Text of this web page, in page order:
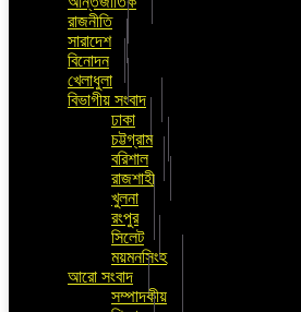
রাজনীতি
সারাদেশ
বিনোদন
খেলাধুলা
বিভাগীয় সংবাদ
ঢাকা
চট্টগ্রাম
বরিশাল
রাজশাহী
খুলনা
রংপুর
সিলেট
ময়মনসিংহ
আরো সংবাদ
সম্পাদকীয়